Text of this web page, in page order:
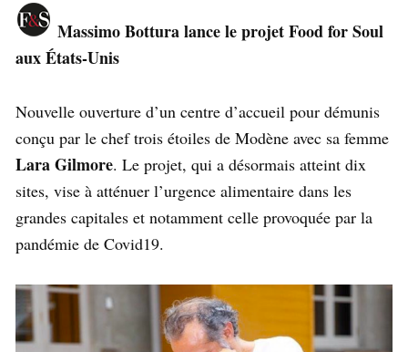
Massimo Bottura lance le projet Food for Soul
aux États-Unis
Nouvelle ouverture d’un centre d’accueil pour démunis
conçu par le chef trois étoiles de Modène avec sa femme
Lara Gilmore. Le projet, qui a désormais atteint dix
sites, vise à atténuer l’urgence alimentaire dans les
grandes capitales et notamment celle provoquée par la
pandémie de Covid19.